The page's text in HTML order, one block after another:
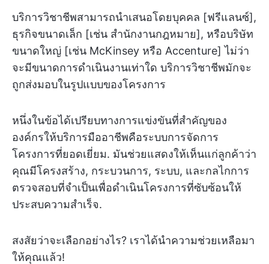
บริการวิชาชีพสามารถนำเสนอโดยบุคคล [ฟรีแลนซ์],
ธุรกิจขนาดเล็ก [เช่น สำนักงานกฎหมาย], หรือบริษัท
ขนาดใหญ่ [เช่น McKinsey หรือ Accenture] ไม่ว่า
จะมีขนาดการดำเนินงานเท่าใด บริการวิชาชีพมักจะ
ถูกส่งมอบในรูปแบบของโครงการ
หนึ่งในข้อได้เปรียบทางการแข่งขันที่สำคัญของ
องค์กรให้บริการมืออาชีพคือระบบการจัดการ
โครงการที่ยอดเยี่ยม. มันช่วยแสดงให้เห็นแก่ลูกค้าว่า
คุณมีโครงสร้าง, กระบวนการ, ระบบ, และกลไกการ
ตรวจสอบที่จำเป็นเพื่อดำเนินโครงการที่ซับซ้อนให้
ประสบความสำเร็จ.
สงสัยว่าจะเลือกอย่างไร? เราได้นำความช่วยเหลือมา
ให้คุณแล้ว!